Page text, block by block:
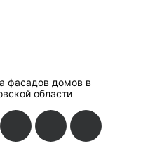
фасадов домов в
области